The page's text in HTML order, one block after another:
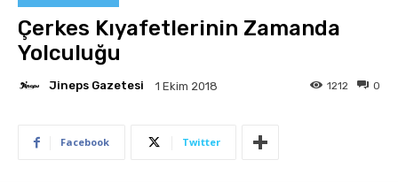
Çerkes Kıyafetlerinin Zamanda
Yolculuğu
Jineps Gazetesi 1 Ekim 2018 0
1212
Facebook Twitter